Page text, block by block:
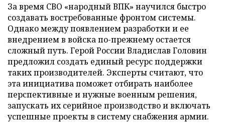
За время СВО «народный ВПК» научился быстро
создавать востребованные фронтом системы.
Однако между появлением разработки и ее
внедрением в войска по-прежнему остается
сложный путь. Герой России Владислав Головин
предложил создать единый ресурс поддержки
таких производителей. Эксперты считают, что
эта инициатива поможет отбирать наиболее
перспективные и нужные военным решения,
запускать их серийное производство и включать
успешные проекты в систему снабжения армии.